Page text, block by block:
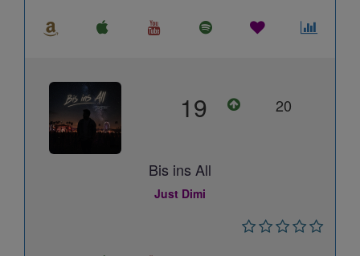
19 20
Bis ins All
Just Dimi